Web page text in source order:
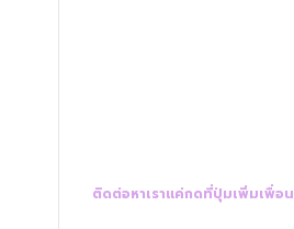
ติดต่อหาเราแค่กดที่ปุ่มเพิ่มเพื่อน